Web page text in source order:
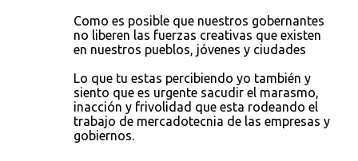
Como es posible que nuestros gobernantes
no liberen las fuerzas creativas que existen
en nuestros pueblos, jóvenes y ciudades
Lo que tu estas percibiendo yo también y
siento que es urgente sacudir el marasmo,
inacción y frivolidad que esta rodeando el
trabajo de mercadotecnia de las empresas y
gobiernos.